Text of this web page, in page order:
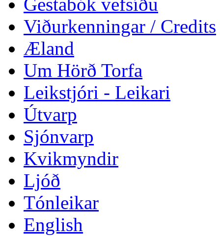
Gestabók vefsíðu
Viðurkenningar / Credits
Æland
Um Hörð Torfa
Leikstjóri - Leikari
Útvarp
Sjónvarp
Kvikmyndir
Ljóð
Tónleikar
English